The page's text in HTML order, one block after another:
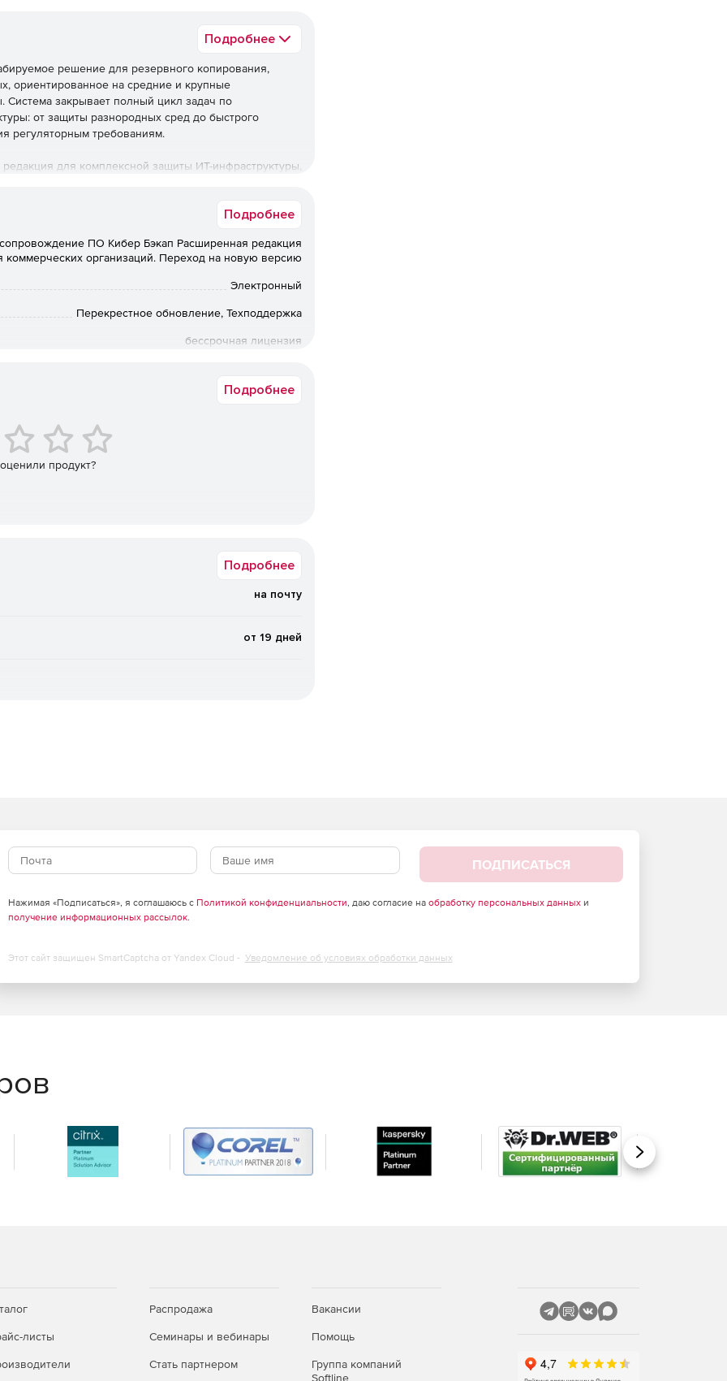
Подробнее
решение для резервного копирования,
ориентированное на средние и крупные
Система закрывает полный цикл задач по
от защиты разнородных сред до быстрого
регуляторным требованиям.
для комплексной защиты ИТ-инфраструктуры,
технической поддержки не
и трансформируемых инфраструктур, в том числе в
Поддерживаются локальные диски (в том числе
репликация и распределение копий между
резервных копий и хранилищ.
стоимости владения.
Дедупликация и сжатие
на наиболее производительные хосты
носитель.
ИБ.
журнал событий и действий, сбор диагностических
событий в SIEM‑системы через Syslog/CEF,
агентов, автономная работа агентов без связи с
CLI.
снимков; для Windows — автоматическое
Подробнее
ПО Кибер Бэкап Расширенная редакция
коммерческих организаций. Переход на новую версию
Электронный
Перекрестное обновление, Техподдержка
бессрочная лицензия
Подробнее
продукт?
Подробнее
на почту
от 19 дней
ПОДПИСАТЬСЯ
Нажимая «Подписаться», я соглашаюсь с Политикой конфиденциальности, даю согласие на обработку персональных данныхи
получение информационных рассылок.
Этот сайт защищен SmartCaptcha от Yandex Cloud - Уведомление об условиях обработки данных
Вперед
листы
Распродажа
Семинары и вебинары
Стать партнером
Вакансии
Помощь
Группа компаний
Softline